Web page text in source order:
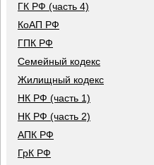
ГК РФ (часть 4)
КоАП РФ
ГПК РФ
Семейный кодекс
Жилищный кодекс
НК РФ (часть 1)
НК РФ (часть 2)
АПК РФ
ГрК РФ